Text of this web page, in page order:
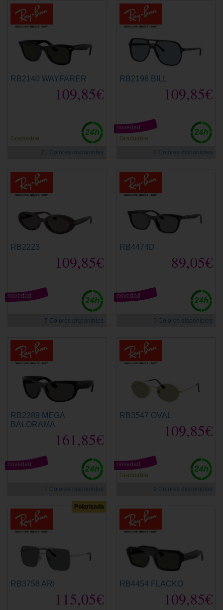
RB2140 WAYFARER
109,85€
Graduable
21 Colores disponibles
RB2198 BILL
109,85€
Graduable
novedad
8 Colores disponibles
RB2223
109,85€
novedad
7 Colores disponibles
RB4474D
89,05€
novedad
5 Colores disponibles
RB2289 MEGA
BALORAMA
161,85€
novedad
7 Colores disponibles
RB3547 OVAL
109,85€
Graduable
novedad
9 Colores disponibles
Polarizada
RB3758 ARI
115,05€
RB4454 FLACKO
109,85€